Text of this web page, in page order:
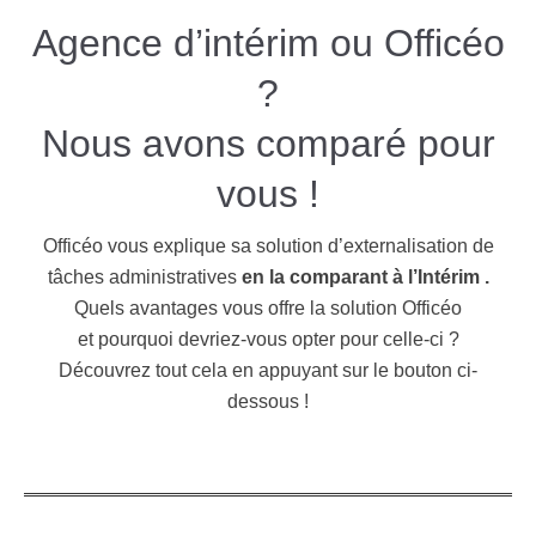
Agence d’intérim ou Officéo
?
Nous avons comparé pour
vous !
Officéo vous explique sa solution d’externalisation de
tâches administrativesen la comparant à l’Intérim .
Quels avantages vous offre la solution Officéo
et pourquoi devriez-vous opter pour celle-ci ?
Découvrez tout cela en appuyant sur le bouton ci-
dessous !